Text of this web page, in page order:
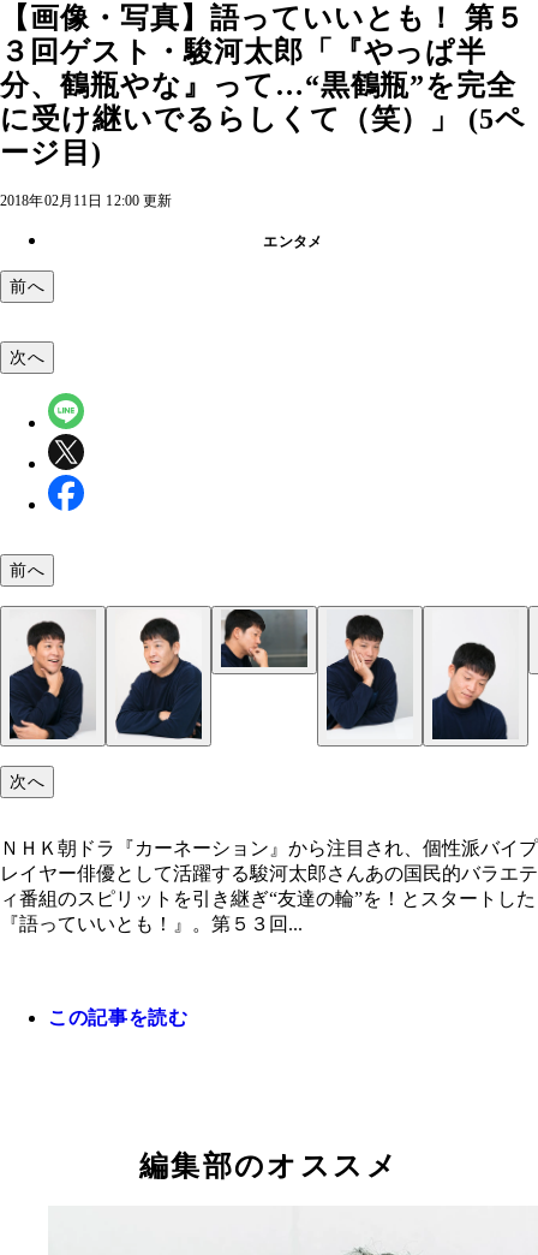
【画像・写真】語っていいとも！ 第５
３回ゲスト・駿河太郎「『やっぱ半
分、鶴瓶やな』って…“黒鶴瓶”を完全
に受け継いでるらしくて（笑）」 (5ペ
ージ目)
2018年02月11日 12:00 更新
エンタメ
前へ
次へ
前へ
次へ
ＮＨＫ朝ドラ『カーネーション』から注目され、個性派バイプ
レイヤー俳優として活躍する駿河太郎さんあの国民的バラエテ
ィ番組のスピリットを引き継ぎ“友達の輪”を！とスタートした
『語っていいとも！』。第５３回...
この記事を読む
編集部のオススメ